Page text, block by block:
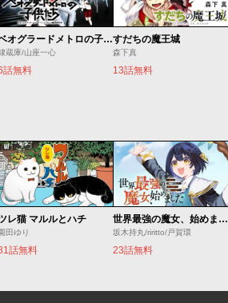
ベオグラードメトロの子供たち
蔵庫/山座一心
話無料
すだちの魔王城
森下真
13話無料
レ猫 マルルとハチ
田ゆり
話無料
世界最強の魔女、始めました ～私だけ『攻略サイト』を見れる世界で自由に生きます～
坂木持丸/riritto/戸賀環
23話無料